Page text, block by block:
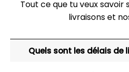
Tout ce que tu veux savoir
livraisons et
Quels sont les délais de